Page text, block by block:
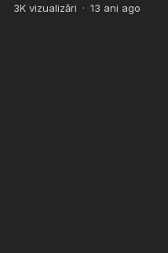
3Kvizualizări · 13 ani ago